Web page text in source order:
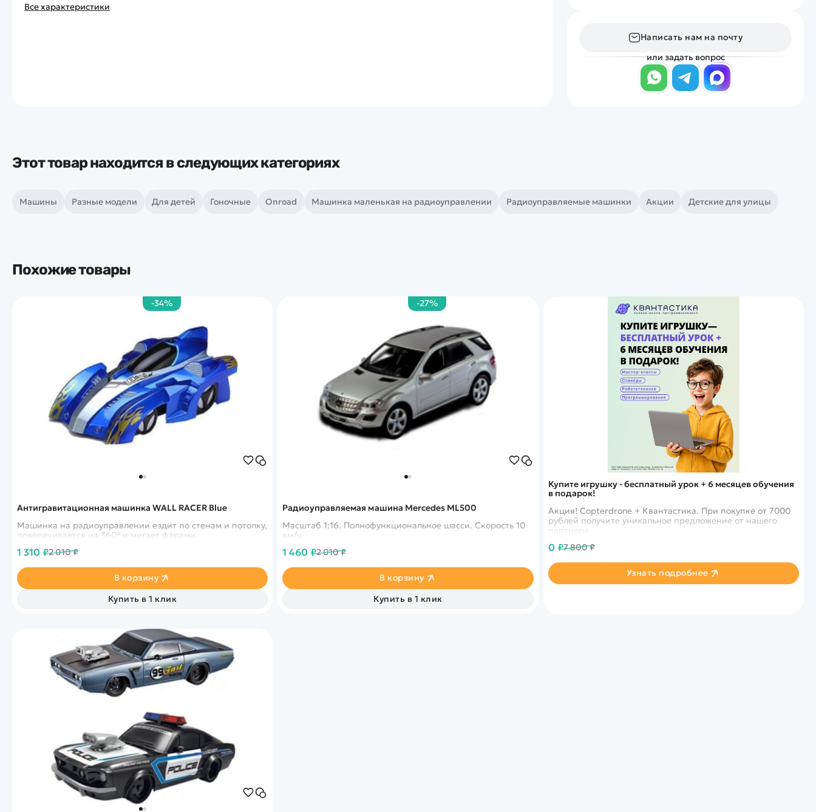
Все характеристики
Написать нам на почту
или задать вопрос
Этот товар находится в следующих категориях
Машины Разные модели Для детей Гоночные Onroad Машинка маленькая на радиоуправлении Радиоуправляемые машинки Акции Детские для улицы
Похожие товары
Купите игрушку - бесплатный урок + 6 месяцев обучения
в подарок!
Акция! Copterdrone + Квантастика. При покупке от 7000
рублей получите уникальное предложение от нашего
партнера
0 ₽7 800 ₽
Узнать подробнее
-34%
Антигравитационная машинка WALL RACER Blue
Машинка на радиоуправлении ездит по стенам и потолку,
поворачивается на 360° и мигает фарами
1 310 ₽2 010 ₽
В корзину
Купить в 1 клик
-27%
Радиоуправляемая машина Mercedes ML500
Масштаб 1:16. Полнофункциональное шасси. Скорость 10
км/ч.
1 460 ₽2 010 ₽
В корзину
Купить в 1 клик